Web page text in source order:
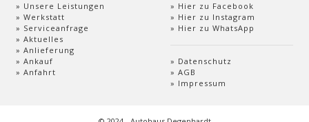
Unsere Leistungen
Werkstatt
Serviceanfrage
Aktuelles
Anlieferung
Ankauf
Anfahrt
Hier zu Facebook
Hier zu Instagram
Hier zu WhatsApp
Datenschutz
AGB
Impressum